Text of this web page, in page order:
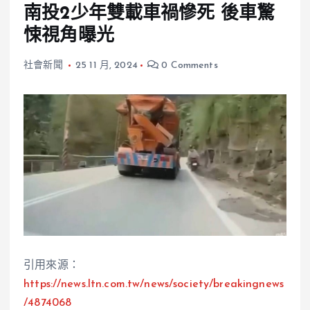
南投2少年雙載車禍慘死 後車驚
悚視角曝光
社會新聞 25 11 月, 2024 0 Comments
引用來源：
https://news.ltn.com.tw/news/society/breakingnews
/4874068